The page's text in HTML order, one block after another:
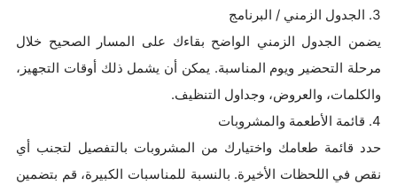
3. الجدول الزمني / البرنامج
يضمن الجدول الزمني الواضح بقاءك على المسار الصحيح خلال
مرحلة التحضير ويوم المناسبة. يمكن أن يشمل ذلك أوقات التجهيز،
والكلمات، والعروض، وجداول التنظيف.
4. قائمة الأطعمة والمشروبات
حدد قائمة طعامك واختيارك من المشروبات بالتفصيل لتجنب أي
نقص في اللحظات الأخيرة. بالنسبة للمناسبات الكبيرة، قم بتضمين